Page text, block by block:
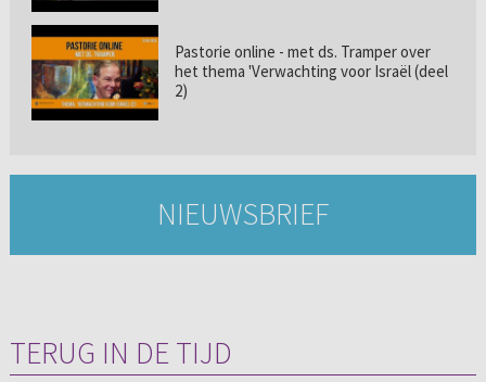
Pastorie online - met ds. Tramper over
het thema 'Verwachting voor Israël (deel
2)
NIEUWSBRIEF
TERUG IN DE TIJD